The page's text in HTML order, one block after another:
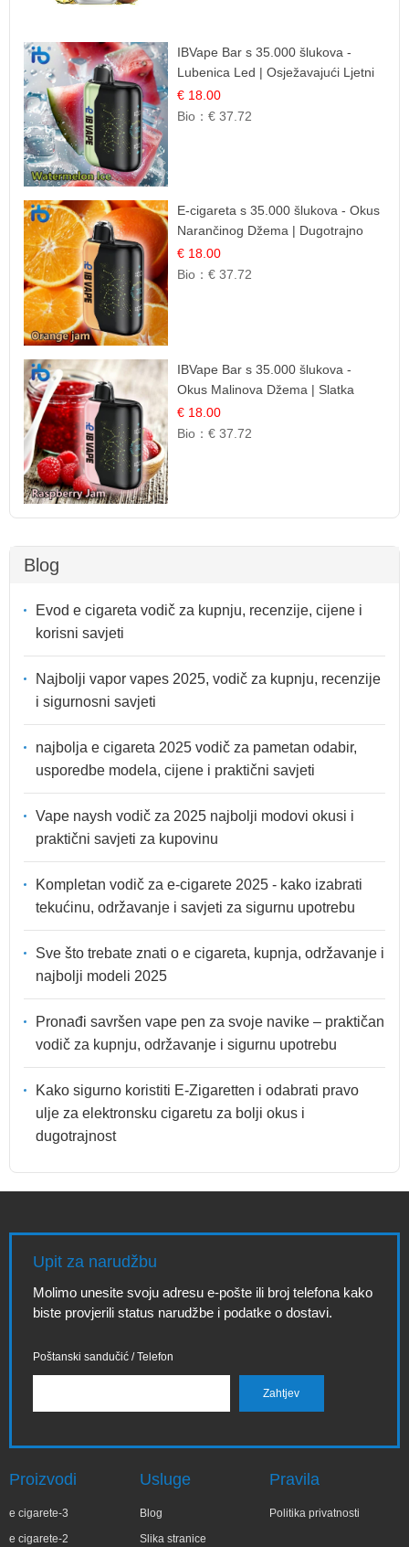
IBVape Bar s 35.000 šlukova -
Lubenica Led | Osježavajući Ljetni
Okus
€ 18.00
Bio：€ 37.72
E-cigareta s 35.000 šlukova - Okus
Narančinog Džema | Dugotrajno
Iskustvo
€ 18.00
Bio：€ 37.72
IBVape Bar s 35.000 šlukova -
Okus Malinova Džema | Slatka
Voćna Aroma
€ 18.00
Bio：€ 37.72
Blog
Evod e cigareta vodič za kupnju, recenzije, cijene i
korisni savjeti
Najbolji vapor vapes 2025, vodič za kupnju, recenzije
i sigurnosni savjeti
najbolja e cigareta 2025 vodič za pametan odabir,
usporedbe modela, cijene i praktični savjeti
Vape naysh vodič za 2025 najbolji modovi okusi i
praktični savjeti za kupovinu
Kompletan vodič za e-cigarete 2025 - kako izabrati
tekućinu, održavanje i savjeti za sigurnu upotrebu
Sve što trebate znati o e cigareta, kupnja, održavanje i
najbolji modeli 2025
Pronađi savršen vape pen za svoje navike – praktičan
vodič za kupnju, održavanje i sigurnu upotrebu
Kako sigurno koristiti E-Zigaretten i odabrati pravo
ulje za elektronsku cigaretu za bolji okus i
dugotrajnost
Upit za narudžbu
Molimo unesite svoju adresu e-pošte ili broj telefona kako
biste provjerili status narudžbe i podatke o dostavi.
Poštanski sandučić / Telefon
Proizvodi
e cigarete-3
e cigarete-2
Usluge
Blog
Slika stranice
Pravila
Politika privatnosti